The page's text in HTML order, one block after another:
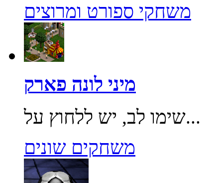
משחקי ספורט ומרוצים
מיני לונה פארק
שימו לב, יש ללחוץ על...
משחקים שונים